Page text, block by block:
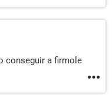
conseguir a firmole